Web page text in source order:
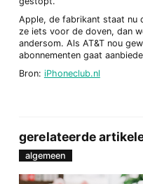
Apple, de fabrikant staat nu
ze iets voor de doven, dan
andersom. Als AT&T nou
abonnementen gaat
Bron: iPhoneclub.nl
gerelateerde
algemeen